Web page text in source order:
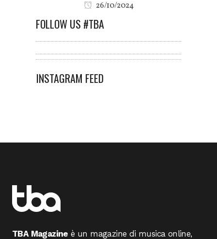
26/10/2024
FOLLOW US #TBA
INSTAGRAM FEED
TBA Magazine è un magazine di musica online,